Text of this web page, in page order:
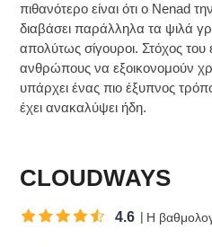
πιθανότερο είναι ότι ο Nenad
διαβάσει παράλληλα τα ψιλά
απολύτως σίγουροι. Στόχος του
ανθρώπους να εξοικονομούν
υπάρχει ένας πιο έξυπνος
έχει ανακαλύψει ήδη.
CLOUDWAYS
4.6 Η